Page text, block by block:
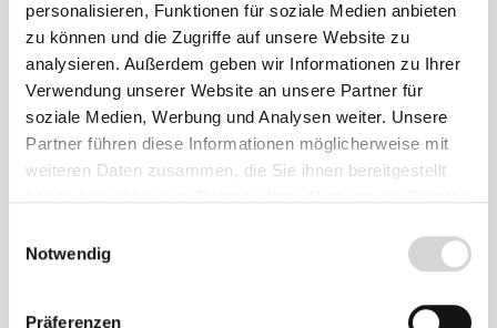
personalisieren, Funktionen für soziale Medien anbieten
zu können und die Zugriffe auf unsere Website zu
analysieren. Außerdem geben wir Informationen zu Ihrer
Verwendung unserer Website an unsere Partner für
soziale Medien, Werbung und Analysen weiter. Unsere
Partner führen diese Informationen möglicherweise mit
weiteren Daten zusammen, die Sie ihnen bereitgestellt
Notwendig
Präferenzen